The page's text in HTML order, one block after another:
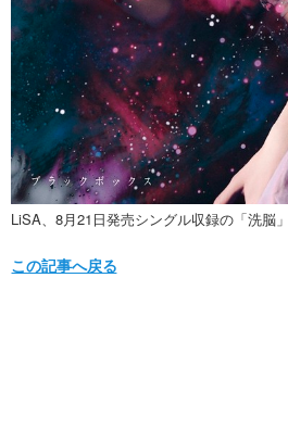
LiSA、8月21日発売シングル収録の「洗脳
この記事へ戻る